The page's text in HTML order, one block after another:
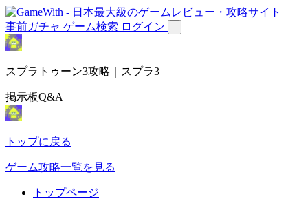
事前ガチャ ゲーム検索 ログイン
スプラトゥーン3攻略｜スプラ3
掲示板Q&A
トップに戻る
ゲーム攻略一覧を見る
トップページ